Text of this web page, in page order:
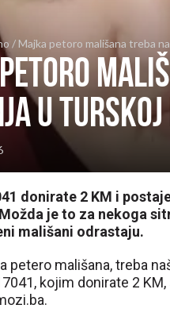
/ Majka petoro mališana treba
u Turskoj
donirate 2 KM i
je to za nekoga
mališani odrastaju.
petero mališana, treba
kojim donirate 2